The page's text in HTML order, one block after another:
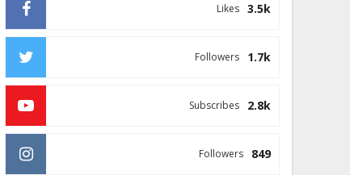
3.5k
Likes
1.7k
Followers
2.8k
Subscribes
849
Followers